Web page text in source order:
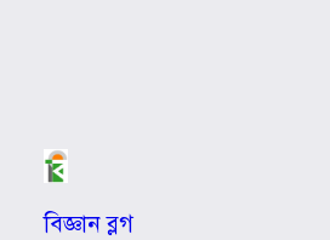
বিজ্ঞান ব্লগ